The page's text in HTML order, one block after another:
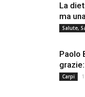
La
ma
Salute,
Paolo
Carpi